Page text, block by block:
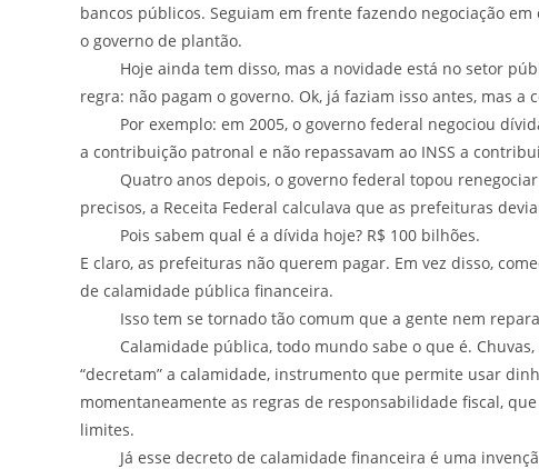
bancos públicos. Seguiam em frente fazendo negociação
o governo de plantão.
Hoje ainda tem disso, mas a novidade está no setor
regra: não pagam o governo. Ok, já faziam isso antes, mas
Por exemplo: em 2005, o governo federal negociou
a contribuição patronal e não repassavam ao INSS a
Quatro anos depois, o governo federal topou renegociar
precisos, a Receita Federal calculava que as prefeituras
Pois sabem qual é a dívida hoje? R$ 100 bilhões.
E claro, as prefeituras não querem pagar. Em vez disso,
de calamidade pública financeira.
Isso tem se tornado tão comum que a gente nem repara
Calamidade pública, todo mundo sabe o que é. Chuvas,
“decretam” a calamidade, instrumento que permite usar
momentaneamente as regras de responsabilidade fiscal,
limites.
Já esse decreto de calamidade financeira é uma